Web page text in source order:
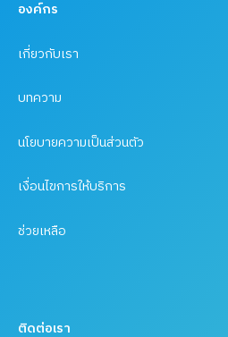
องค์กร
เกี่ยวกับเรา
บทความ
นโยบายความเป็นส่วนตัว
เงื่อนไขการให้บริการ
ช่วยเหลือ
ติดต่อเรา